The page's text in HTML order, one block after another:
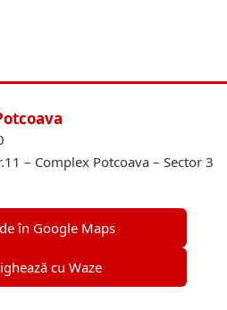
– Complex Potcoava – Sector 3
în Google Maps
cu Waze